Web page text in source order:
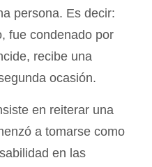
persona. Es decir:
fue condenado por
recibe una
ocasión.
en reiterar una
a tomarse como
en las